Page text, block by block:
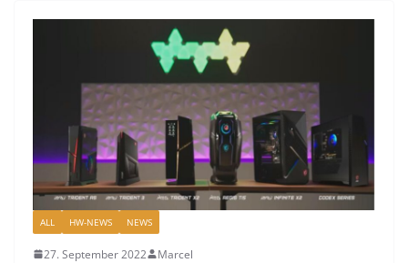
ALL HW-NEWS NEWS
27. September 2022 Marcel